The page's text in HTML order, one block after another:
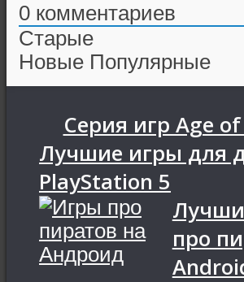
0 комментариев
Старые
Новые Популярные
Серия игр Age
Лучшие игры для
PlayStation 5
про